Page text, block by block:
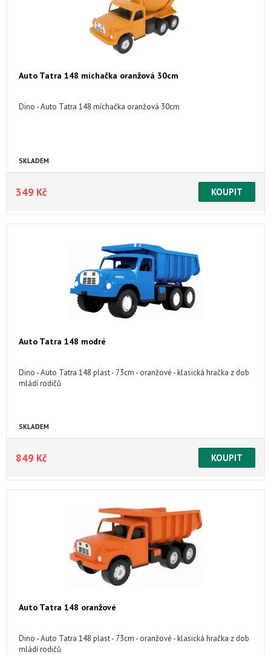
Auto Tatra 148 míchačka oranžová 30cm
Dino - Auto Tatra 148 míchačka oranžová 30cm
SKLADEM
349 Kč
Auto Tatra 148 modré
Dino - Auto Tatra 148 plast - 73cm - oranžové - klasická hračka z dob
mládí rodičů
SKLADEM
849 Kč
Auto Tatra 148 oranžové
Dino - Auto Tatra 148 plast - 73cm - oranžové - klasická hračka z dob
mládí rodičů